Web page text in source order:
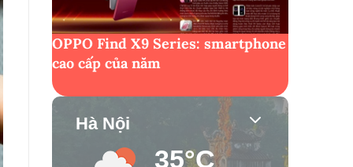
OPPO Find X9 Series: smartphone
cao cấp của năm
Hà Nội
35°C